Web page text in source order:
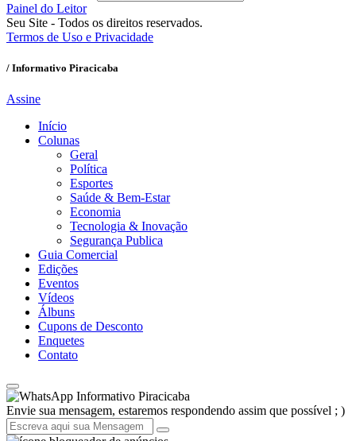
Painel do Leitor
Seu Site - Todos os direitos reservados.
Termos de Uso e Privacidade
/ Informativo Piracicaba
Assine
Início
Colunas
Geral
Política
Esportes
Saúde & Bem-Estar
Economia
Tecnologia & Inovação
Segurança Publica
Guia Comercial
Edições
Eventos
Vídeos
Álbuns
Cupons de Desconto
Enquetes
Contato
Informativo Piracicaba
Envie sua mensagem, estaremos respondendo assim que possível ; )